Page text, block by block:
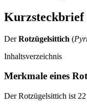
Kurzsteckbrief
DerRotzügelsittich (
Inhaltsverzeichnis
Merkmale eines
Der Rotzügelsittich ist